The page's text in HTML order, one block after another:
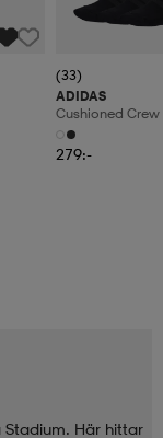
(33)
ADIDAS
Cushioned Crew
Pair Pack
279:-
Här hittar